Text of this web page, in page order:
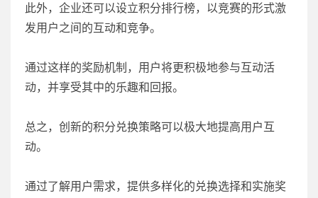
此外，企业还可以设立积分排行榜，以竞赛的形式激
发用户之间的互动和竞争。
通过这样的奖励机制，用户将更积极地参与互动活
动，并享受其中的乐趣和回报。
总之，创新的积分兑换策略可以极大地提高用户互
动。
通过了解用户需求，提供多样化的兑换选择和实施奖